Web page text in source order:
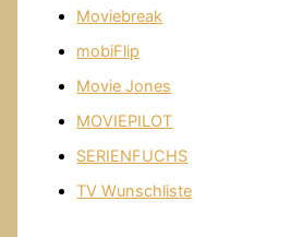
Moviebreak
mobiFlip
Movie Jones
MOVIEPILOT
SERIENFUCHS
TV Wunschliste